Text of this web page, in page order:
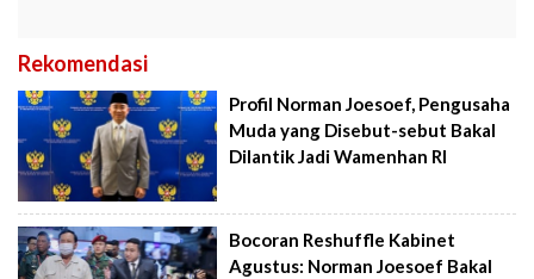
Rekomendasi
Profil Norman Joesoef, Pengusaha
Muda yang Disebut-sebut Bakal
Dilantik Jadi Wamenhan RI
Bocoran Reshuffle Kabinet
Agustus: Norman Joesoef Bakal